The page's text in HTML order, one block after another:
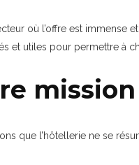
où l’offre est immense
et utiles pour permettre à
mission
que l’hôtellerie ne se